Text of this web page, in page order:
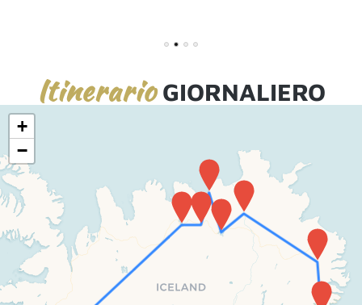
ItinerarioGIORNALIERO
+
−